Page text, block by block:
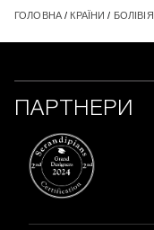
ГОЛОВНА/ КРАЇНИ / БОЛІВІЯ
ПАРТНЕРИ